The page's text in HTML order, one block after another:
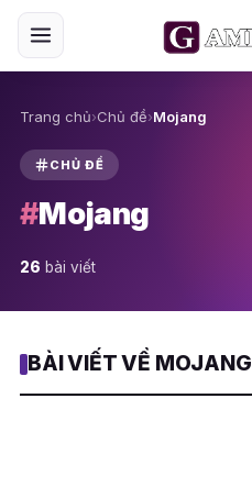
Trang chủ›Chủ đề›Mojang
CHỦ ĐỀ
#Mojang
26 bài viết
BÀI VIẾT VỀ MOJANG